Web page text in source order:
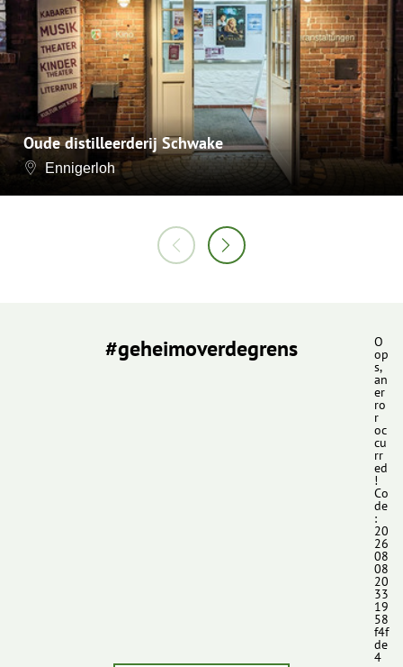
Oude distilleerderij Schwake
Ennigerloh
#geheimoverdegrens O
op
s,
an
er
ro
r
oc
cu
rr
ed
!
Co
de
:
20
26
08
08
20
33
19
58
f4f
de
4